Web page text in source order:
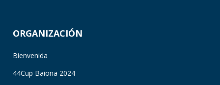
ORGANIZACIÓN
Bienvenida
44Cup Baiona 2024